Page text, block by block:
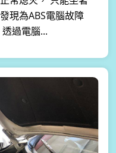
現為ABS電腦故障
過電腦...